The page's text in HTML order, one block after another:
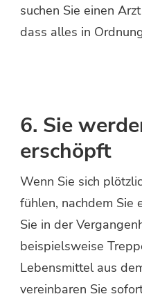
suchen Sie einen
dass alles in
6. Sie
erschöpft
Wenn Sie sich
fühlen, nachdem Sie
Sie in der
beispielsweise
Lebensmittel aus
vereinbaren Sie